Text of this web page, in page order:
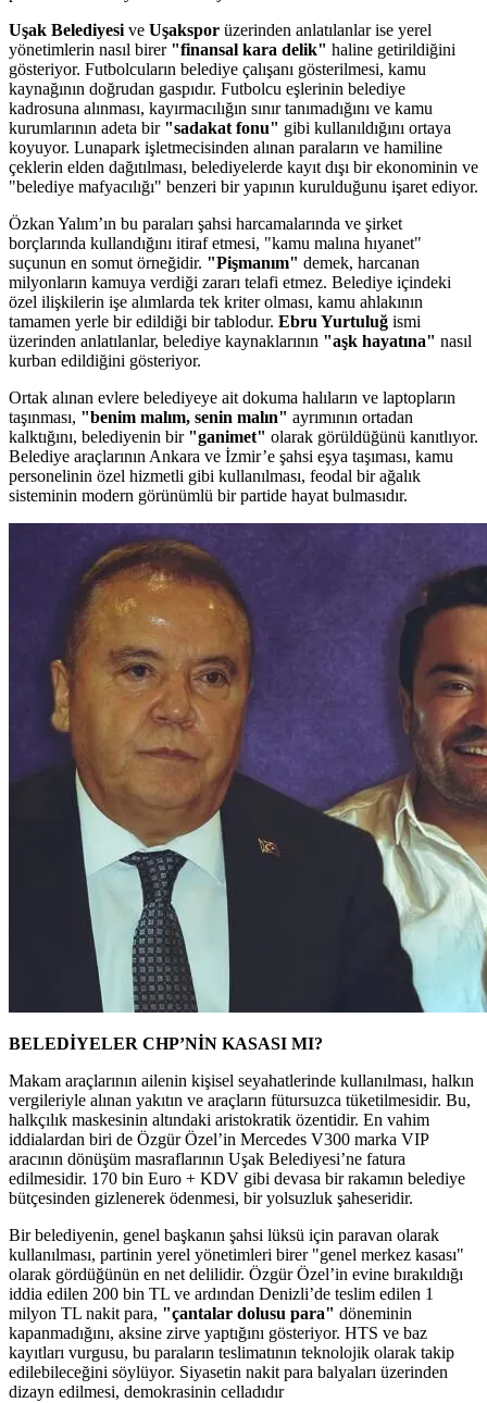
Uşak Belediyesi ve Uşakspor üzerinden anlatılanlar ise yerel
yönetimlerin nasıl birer "finansal kara delik" haline getirildiğini
gösteriyor. Futbolcuların belediye çalışanı gösterilmesi, kamu
kaynağının doğrudan gaspıdır. Futbolcu eşlerinin belediye
kadrosuna alınması, kayırmacılığın sınır tanımadığını ve kamu
kurumlarının adeta bir "sadakat fonu" gibi kullanıldığını ortaya
koyuyor. Lunapark işletmecisinden alınan paraların ve hamiline
çeklerin elden dağıtılması, belediyelerde kayıt dışı bir ekonominin ve
"belediye mafyacılığı" benzeri bir yapının kurulduğunu işaret ediyor.
Özkan Yalım’ın bu paraları şahsi harcamalarında ve şirket
borçlarında kullandığını itiraf etmesi, "kamu malına hıyanet"
suçunun en somut örneğidir. "Pişmanım" demek, harcanan
milyonların kamuya verdiği zararı telafi etmez. Belediye içindeki
özel ilişkilerin işe alımlarda tek kriter olması, kamu ahlakının
tamamen yerle bir edildiği bir tablodur. Ebru Yurtuluğ ismi
üzerinden anlatılanlar, belediye kaynaklarının "aşk hayatına" nasıl
kurban edildiğini gösteriyor.
Ortak alınan evlere belediyeye ait dokuma halıların ve laptopların
taşınması, "benim malım, senin malın" ayrımının ortadan
kalktığını, belediyenin bir "ganimet" olarak görüldüğünü kanıtlıyor.
Belediye araçlarının Ankara ve İzmir’e şahsi eşya taşıması, kamu
personelinin özel hizmetli gibi kullanılması, feodal bir ağalık
sisteminin modern görünümlü bir partide hayat bulmasıdır.
BELEDİYELER CHP’NİN KASASI MI?
Makam araçlarının ailenin kişisel seyahatlerinde kullanılması, halkın
vergileriyle alınan yakıtın ve araçların fütursuzca tüketilmesidir. Bu,
halkçılık maskesinin altındaki aristokratik özentidir. En vahim
iddialardan biri de Özgür Özel’in Mercedes V300 marka VIP
aracının dönüşüm masraflarının Uşak Belediyesi’ne fatura
edilmesidir. 170 bin Euro + KDV gibi devasa bir rakamın belediye
bütçesinden gizlenerek ödenmesi, bir yolsuzluk şaheseridir.
Bir belediyenin, genel başkanın şahsi lüksü için paravan olarak
kullanılması, partinin yerel yönetimleri birer "genel merkez kasası"
olarak gördüğünün en net delilidir. Özgür Özel’in evine bırakıldığı
iddia edilen 200 bin TL ve ardından Denizli’de teslim edilen 1
milyon TL nakit para, "çantalar dolusu para" döneminin
kapanmadığını, aksine zirve yaptığını gösteriyor. HTS ve baz
kayıtları vurgusu, bu paraların teslimatının teknolojik olarak takip
edilebileceğini söylüyor. Siyasetin nakit para balyaları üzerinden
dizayn edilmesi, demokrasinin celladıdır